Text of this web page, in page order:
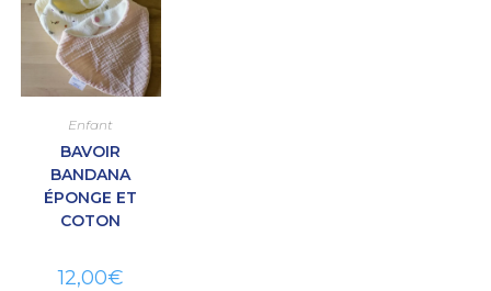
Enfant
BAVOIR
BANDANA
ÉPONGE ET
COTON
12,00€